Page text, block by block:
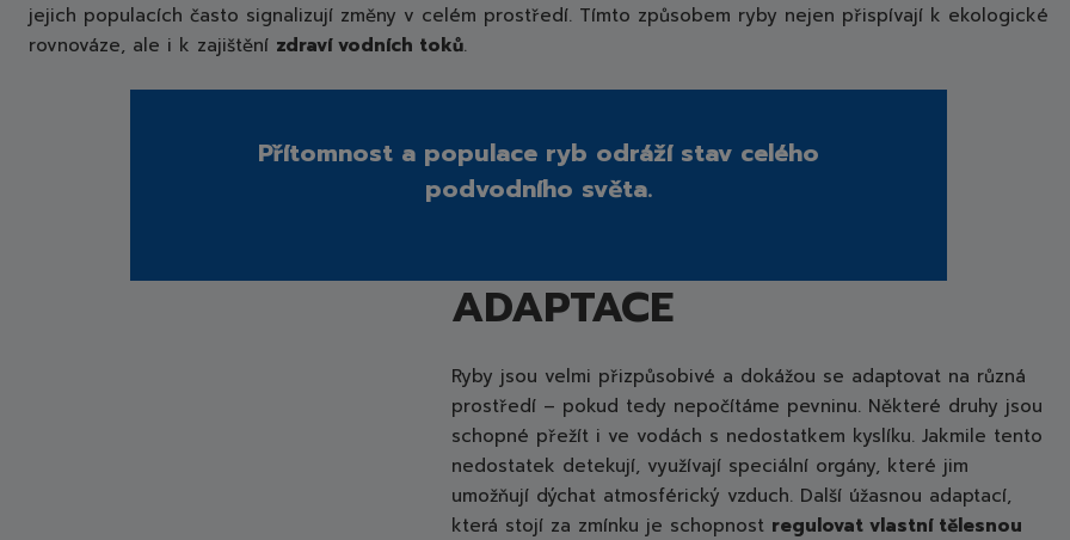
jejich populacích často signalizují změny v celém prostředí. Tímto způsobem ryby nejen přispívají k ekologické
rovnováze, ale i k zajištění zdraví vodních toků.
Přítomnost a populace ryb odráží stav celého
podvodního světa.
ADAPTACE
Ryby jsou velmi přizpůsobivé a dokážou se adaptovat na různá
prostředí – pokud tedy nepočítáme pevninu. Některé druhy jsou
schopné přežít i ve vodách s nedostatkem kyslíku. Jakmile tento
nedostatek detekují, využívají speciální orgány, které jim
umožňují dýchat atmosférický vzduch. Další úžasnou adaptací,
která stojí za zmínku je schopnost regulovat vlastní tělesnou